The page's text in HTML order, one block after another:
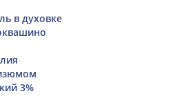
в духовке
3%